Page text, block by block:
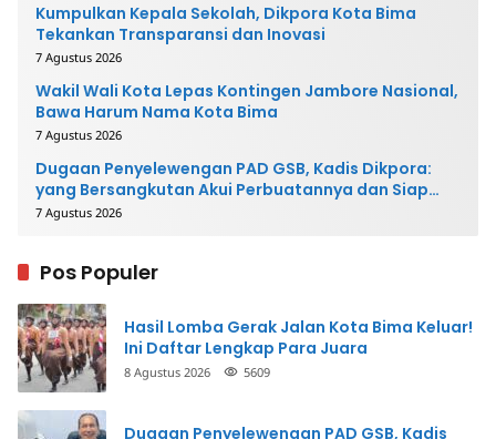
Kumpulkan Kepala Sekolah, Dikpora Kota Bima
Tekankan Transparansi dan Inovasi
7 Agustus 2026
Wakil Wali Kota Lepas Kontingen Jambore Nasional,
Bawa Harum Nama Kota Bima
7 Agustus 2026
Dugaan Penyelewengan PAD GSB, Kadis Dikpora:
yang Bersangkutan Akui Perbuatannya dan Siap
Mengembalikan Uang
7 Agustus 2026
Pos Populer
Hasil Lomba Gerak Jalan Kota Bima Keluar!
Ini Daftar Lengkap Para Juara
8 Agustus 2026 5609
Dugaan Penyelewengan PAD GSB, Kadis